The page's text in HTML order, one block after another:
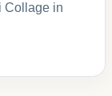
Collage in